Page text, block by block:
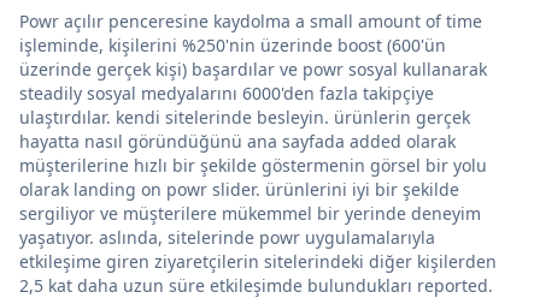
Powr açılır penceresine kaydolma a small amount of time
işleminde, kişilerini %250'nin üzerinde boost (600'ün
üzerinde gerçek kişi) başardılar ve powr sosyal kullanarak
steadily sosyal medyalarını 6000'den fazla takipçiye
ulaştırdılar. kendi sitelerinde besleyin. ürünlerin gerçek
hayatta nasıl göründüğünü ana sayfada added olarak
müşterilerine hızlı bir şekilde göstermenin görsel bir yolu
olarak landing on powr slider. ürünlerini iyi bir şekilde
sergiliyor ve müşterilere mükemmel bir yerinde deneyim
yaşatıyor. aslında, sitelerinde powr uygulamalarıyla
etkileşime giren ziyaretçilerin sitelerindeki diğer kişilerden
2,5 kat daha uzun süre etkileşimde bulundukları reported.